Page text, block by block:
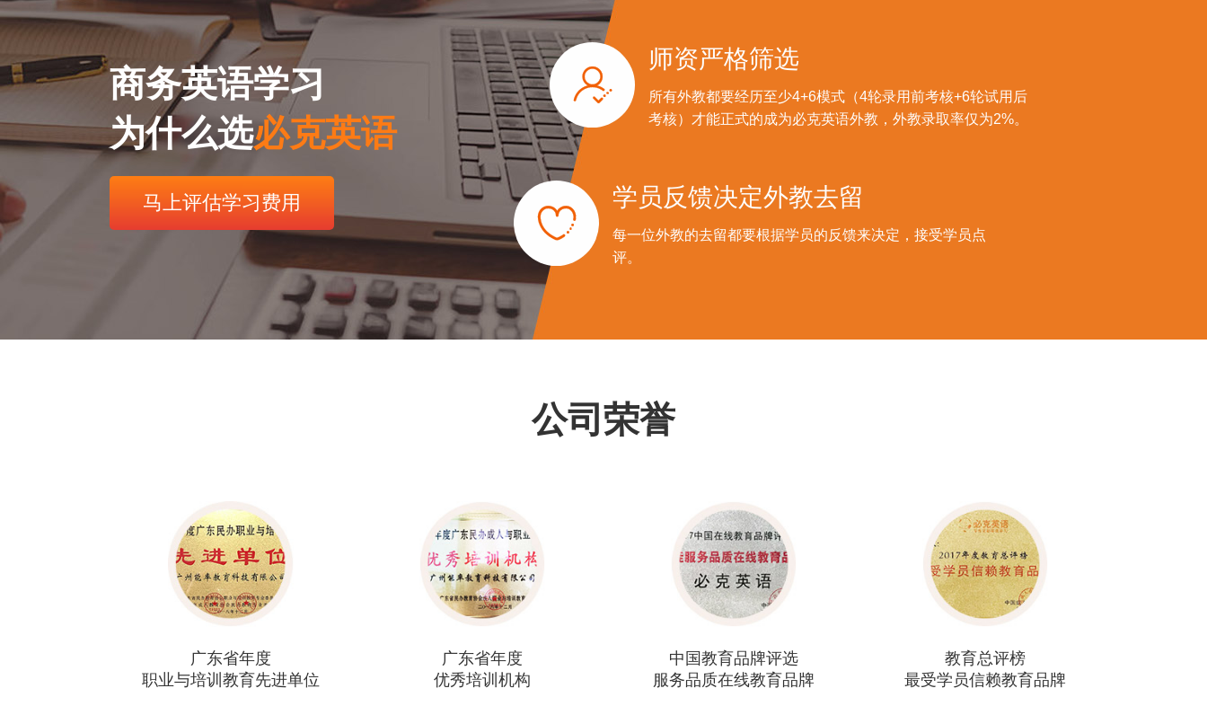
商务英语学习
为什么选必克英语
马上评估学习费用

师资严格筛选
所有外教都要经历至少4+6模式（4轮录用前考核+6轮试用后
考核）才能正式的成为必克英语外教，外教录取率仅为2%。

学员反馈决定外教去留
每一位外教的去留都要根据学员的反馈来决定，接受学员点
评。
公司荣誉
广东省年度
优秀培训机构
中国教育品牌评选
服务品质在线教育品牌
教育总评榜
最受学员信赖教育品牌
广东省年度
优秀外语培训机构